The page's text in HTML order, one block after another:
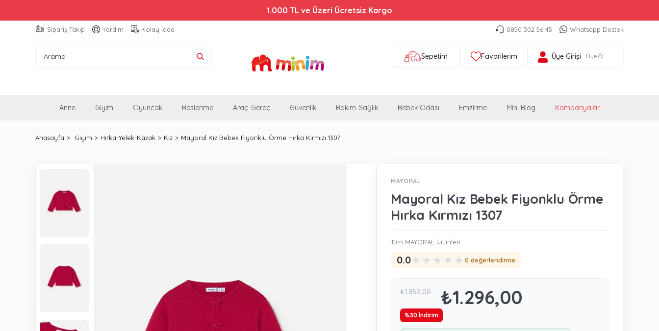
1.000 TL ve Üzeri Ücretsiz Kargo
Bebek Arabalarında %44'e Varan İndirim!
Sipariş Takip Yardım Kolay İade 0850 302 56 45 Whatsapp Destek
Sepetim Favorilerim Üye Girişi Üye Ol
Anne Giyim Oyuncak Beslenme Araç-Gereç Güvenlik Bakım-Sağlık Bebek Odası Emzirme Mini Blog Kampanyalar
Anasayfa Giyim Hırka-Yelek-Kazak Kız Mayoral Kız Bebek Fiyonklu Örme Hırka Kırmızı 1307
MAYORAL
Mayoral Kız Bebek Fiyonklu Örme
Hırka Kırmızı 1307
Tüm MAYORAL Ürünleri
0.0★ ★ ★ ★ ★ 0 değerlendirme
₺1.852,00 ₺1.296,00
%30 İndirim